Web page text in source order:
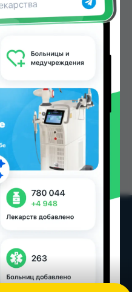
Дорухона
TJS в Душанбе и